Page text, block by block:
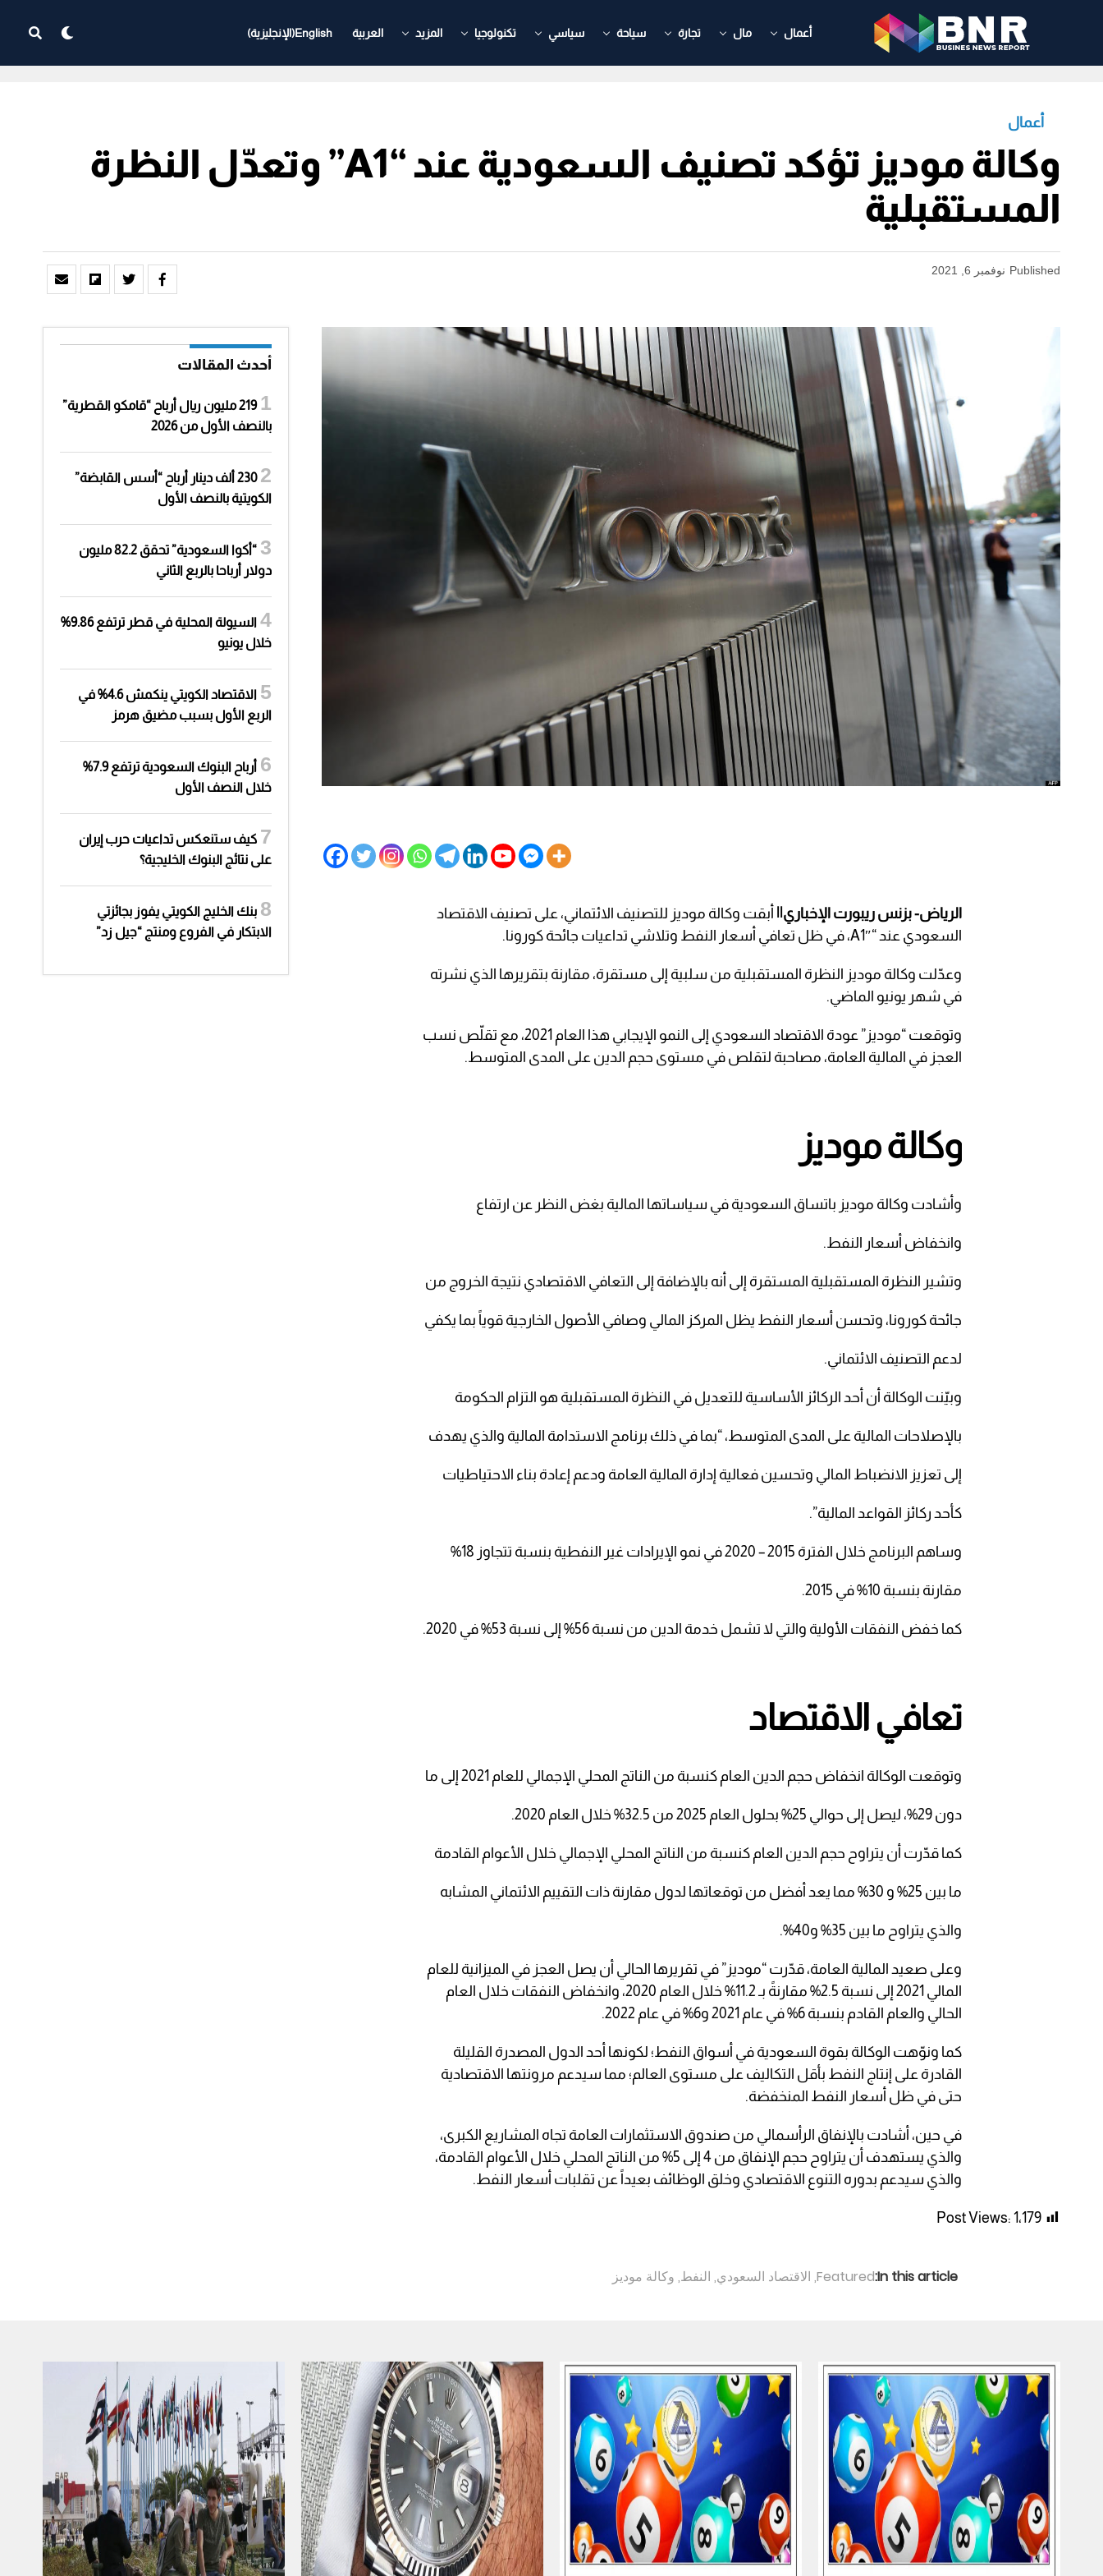
أعمال مال تجارة سياحة سياسي تكنولوجيا المزيد العربية English
(الإنجليزية)
أعمال
وكالة موديز تؤكد تصنيف السعودية عند “A1” وتعدّل النظرة
المستقبلية
Published نوفمبر 6, 2021
الرياض- بزنس ريبورت الإخباري||
أبقت وكالة موديز للتصنيف الائتماني، على تصنيف الاقتصاد
السعودي عند “A1″، في ظل تعافي أسعار النفط وتلاشي تداعيات جائحة كورونا.
وعدّلت وكالة موديز النظرة المستقبلية من سلبية إلى مستقرة، مقارنة بتقريرها الذي نشرته
في شهر يونيو الماضي.
وتوقعت “موديز” عودة الاقتصاد السعودي إلى النمو الإيجابي هذا العام 2021، مع تقلّص نسب
العجز في المالية العامة، مصاحبة لتقلص في مستوى حجم الدين على المدى المتوسط.
وكالة موديز
وأشادت وكالة موديز باتساق السعودية في سياساتها المالية بغض النظر عن ارتفاع
وانخفاض أسعار النفط.
وتشير النظرة المستقبلية المستقرة إلى أنه بالإضافة إلى التعافي الاقتصادي نتيجة الخروج من
جائحة كورونا، وتحسن أسعار النفط يظل المركز المالي وصافي الأصول الخارجية قوياً بما يكفي
لدعم التصنيف الائتماني.
وبيّنت الوكالة أن أحد الركائز الأساسية للتعديل في النظرة المستقبلية هو التزام الحكومة
بالإصلاحات المالية على المدى المتوسط، “بما في ذلك برنامج الاستدامة المالية والذي يهدف
إلى تعزيز الانضباط المالي وتحسين فعالية إدارة المالية العامة ودعم إعادة بناء الاحتياطيات
كأحد ركائز القواعد المالية”.
وساهم البرنامج خلال الفترة 2015 – 2020 في نمو الإيرادات غير النفطية بنسبة تتجاوز 18%
مقارنة بنسبة 10% في 2015.
كما خفض النفقات الأولية والتي لا تشمل خدمة الدين من نسبة 56% إلى نسبة 53% في 2020.
تعافي الاقتصاد
وتوقعت الوكالة انخفاض حجم الدين العام كنسبة من الناتج المحلي الإجمالي للعام 2021 إلى ما
دون 29%، ليصل إلى حوالي 25% بحلول العام 2025 من 32.5% خلال العام 2020.
كما قدّرت أن يتراوح حجم الدين العام كنسبة من الناتج المحلي الإجمالي خلال الأعوام القادمة
ما بين 25% و 30% مما يعد أفضل من توقعاتها لدول مقارنة ذات التقييم الائتماني المشابه
والذي يتراوح ما بين 35% و40%.
وعلى صعيد المالية العامة، قدّرت “موديز” في تقريرها الحالي أن يصل العجز في الميزانية للعام
المالي 2021 إلى نسبة 2.5% مقارنةً بـ 11.2% خلال العام 2020، وانخفاض النفقات خلال العام
الحالي والعام القادم بنسبة 6% في عام 2021 و6% في عام 2022.
كما ونوّهت الوكالة بقوة السعودية في أسواق النفط؛ لكونها أحد الدول المصدرة القليلة
القادرة على إنتاج النفط بأقل التكاليف على مستوى العالم؛ مما سيدعم مرونتها الاقتصادية
حتى في ظل أسعار النفط المنخفضة.
في حين، أشادت بالإنفاق الرأسمالي من صندوق الاستثمارات العامة تجاه المشاريع الكبرى،
والذي يستهدف أن يتراوح حجم الإنفاق من 4 إلى 5% من الناتج المحلي خلال الأعوام القادمة،
والذي سيدعم بدوره التنوع الاقتصادي وخلق الوظائف بعيداً عن تقلبات أسعار النفط.
Post Views: 1٬179
In this article:
Featured
, الاقتصاد السعودي, النفط, وكالة موديز
أحدث المقالات
219 مليون ريال أرباح “قامكو القطرية”
بالنصف الأول من 2026
230 ألف دينار أرباح “أسس القابضة”
الكويتية بالنصف الأول
“أكوا السعودية” تحقق 82.2 مليون
دولار أرباحا بالربع الثاني
السيولة المحلية في قطر ترتفع 9.86%
خلال يونيو
الاقتصاد الكويتي ينكمش 4.6% في
الربع الأول بسبب مضيق هرمز
أرباح البنوك السعودية ترتفع 7.9%
خلال النصف الأول
كيف ستنعكس تداعيات حرب إيران
على نتائج البنوك الخليجية؟
بنك الخليج الكويتي يفوز بجائزتي
الابتكار في الفروع ومنتج “جيل زد”